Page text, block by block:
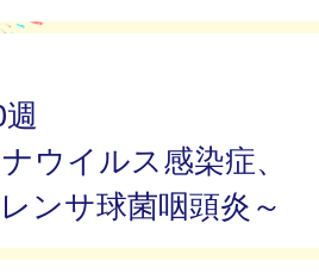
ウイルス感染症、
ンサ球菌咽頭炎～